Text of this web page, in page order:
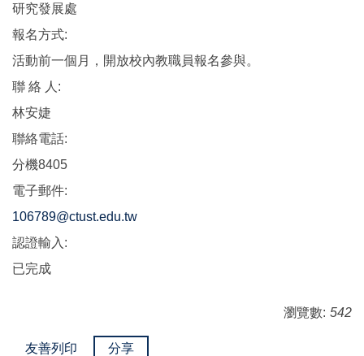
研究發展處
報名方式:
活動前一個月，開放校內教職員報名參與。
聯 絡 人:
林安婕
聯絡電話:
分機8405
電子郵件:
106789@ctust.edu.tw
認證輸入:
已完成
瀏覽數: 542
友善列印 分享